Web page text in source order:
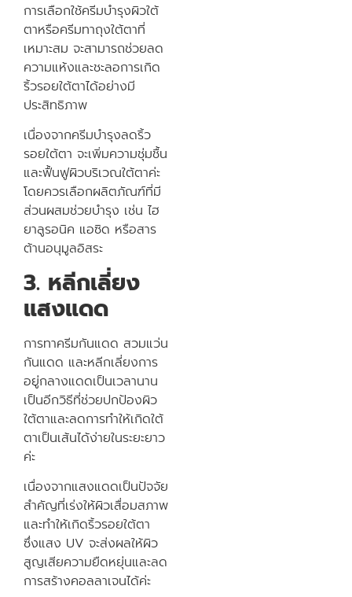
การเลือกใช้ครีมบำรุงผิวใต้
ตาหรือครีมทาถุงใต้ตาที่
เหมาะสม จะสามารถช่วยลด
ความแห้งและชะลอการเกิด
ริ้วรอยใต้ตาได้อย่างมี
ประสิทธิภาพ
เนื่องจากครีมบำรุงลดริ้ว
รอยใต้ตา จะเพิ่มความชุ่มชื้น
และฟื้นฟูผิวบริเวณใต้ตาค่ะ
โดยควรเลือกผลิตภัณฑ์ที่มี
ส่วนผสมช่วยบำรุง เช่น ไฮ
ยาลูรอนิค แอซิด หรือสาร
ต้านอนุมูลอิสระ
3. หลีกเลี่ยง
แสงแดด
การทาครีมกันแดด สวมแว่น
กันแดด และหลีกเลี่ยงการ
อยู่กลางแดดเป็นเวลานาน
เป็นอีกวิธีที่ช่วยปกป้องผิว
ใต้ตาและลดการทำให้เกิดใต้
ตาเป็นเส้นได้ง่ายในระยะยาว
ค่ะ
เนื่องจากแสงแดดเป็นปัจจัย
สำคัญที่เร่งให้ผิวเสื่อมสภาพ
และทำให้เกิดริ้วรอยใต้ตา
ซึ่งแสง UV จะส่งผลให้ผิว
สูญเสียความยืดหยุ่นและลด
การสร้างคอลลาเจนได้ค่ะ